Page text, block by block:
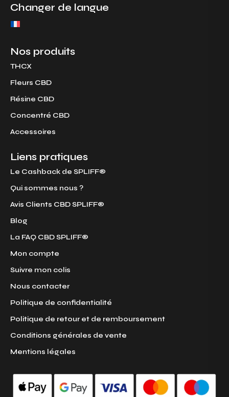
a
m
k
Changer de langue
Nos produits
THCX
Fleurs CBD
Résine CBD
Concentré CBD
Accessoires
Liens pratiques
Le Cashback de SPLIFF®
Qui sommes nous ?
Avis Clients CBD SPLIFF®
Blog
La FAQ CBD SPLIFF®
Mon compte
Suivre mon colis
Nous contacter
Politique de confidentialité
Politique de retour et de remboursement
Conditions générales de vente
Mentions légales